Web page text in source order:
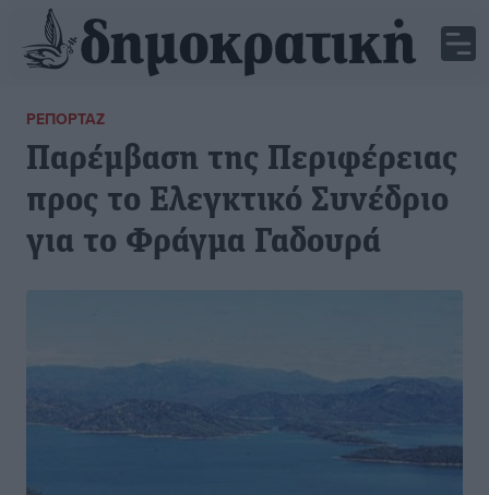
ΡΕΠΟΡΤΆΖ
Παρέμβαση της Περιφέρειας
προς το Ελεγκτικό Συνέδριο
για το Φράγμα Γαδουρά